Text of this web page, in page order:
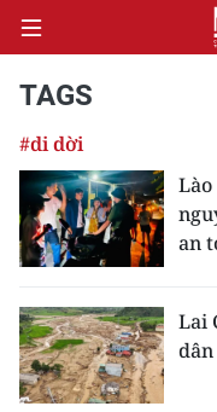
CHÍNH TRỊ
KINH TẾ
XÃ HỘI
PHÁP LUẬT
TAGS
#di dời
an
Lai